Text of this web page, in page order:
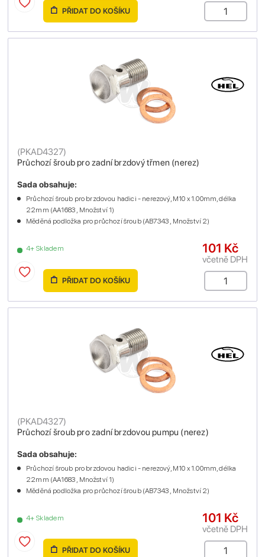
PŘIDAT DO KOŠÍKU
Průchozí šroub pro zadní brzdový třmen (nerez)
(PKAD4327)
4+ Skladem
Sada obsahuje:
Průchozí šroub pro brzdovou hadici - nerezový, M10 x 1.00mm, délka
22mm (AA1683 , Množství 1)
Měděná podložka pro průchozí šroub (AB7343 , Množství 2)
101 Kč
včetně DPH
PŘIDAT DO KOŠÍKU
Průchozí šroub pro zadní brzdovou pumpu (nerez)
(PKAD4327)
4+ Skladem
Sada obsahuje:
Průchozí šroub pro brzdovou hadici - nerezový, M10 x 1.00mm, délka
22mm (AA1683 , Množství 1)
Měděná podložka pro průchozí šroub (AB7343 , Množství 2)
101 Kč
včetně DPH
PŘIDAT DO KOŠÍKU